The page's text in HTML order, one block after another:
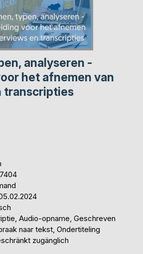
analyseren -
het afnemen van
transcripties
Audio-opname, Geschreven
naar tekst, Ondertiteling
zugänglich